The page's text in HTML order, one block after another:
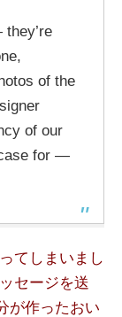
of the
of our
for —
てしまいまし
セージを送
が作ったおい